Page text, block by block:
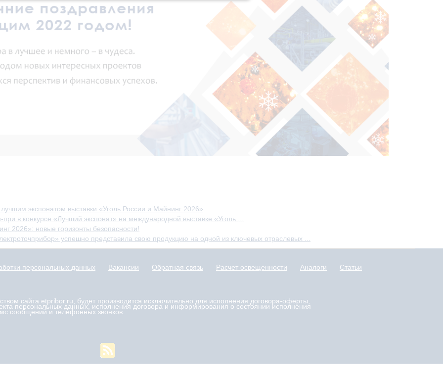
экспонатом выставки «Уголь России и Майнинг 2026»
в конкурсе «Лучший экспонат» на международной выставке «Уголь ...
2026»: новые горизонты безопасности!
успешно представила свою продукцию на одной из ключевых отраслевых ...
персональных данных Вакансии Обратная связь Расчет освещенности Аналоги Статьи
сайта etpribor.ru, будет производится исключительно для исполнения договора-оферты,
персональных данных, исполнения договора и информирования о состоянии исполнения
сообщений и телефонных звонков.